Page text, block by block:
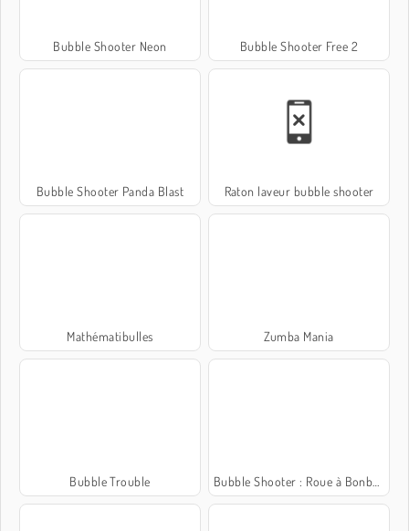
Bubble Shooter Neon Bubble Shooter Free 2
Bubble Shooter Panda Blast Raton laveur bubble shooter
Mathématibulles Zumba Mania
Bubble Trouble Bubble Shooter : Roue à Bonbons